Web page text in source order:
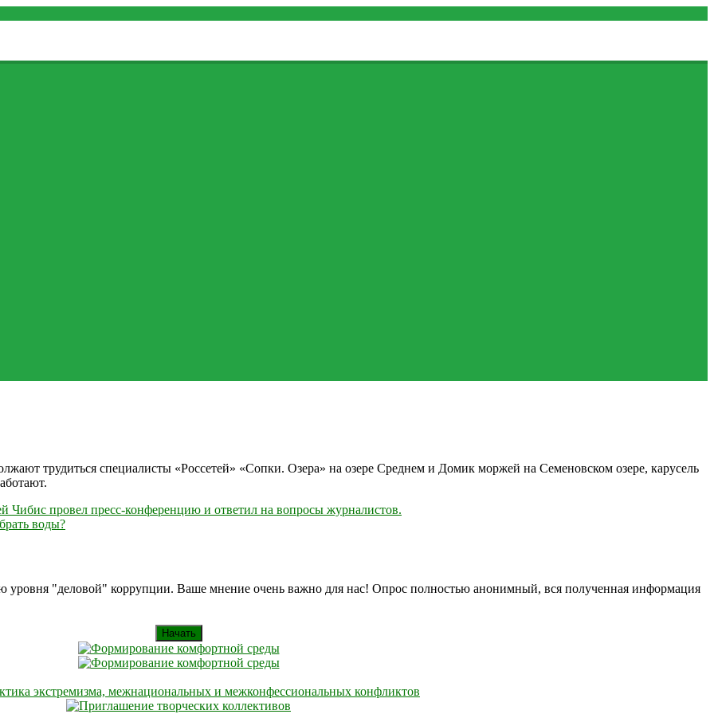
трудиться специалисты «Россетей» «Сопки. Озера» на озере Среднем и Домик моржей на Семеновском озере, карусель
Чибис провел пресс-конференцию и ответил на вопросы журналистов.
воды?
уровня "деловой" коррупции. Ваше мнение очень важно для нас! Опрос полностью анонимный, вся полученная информация
Начать